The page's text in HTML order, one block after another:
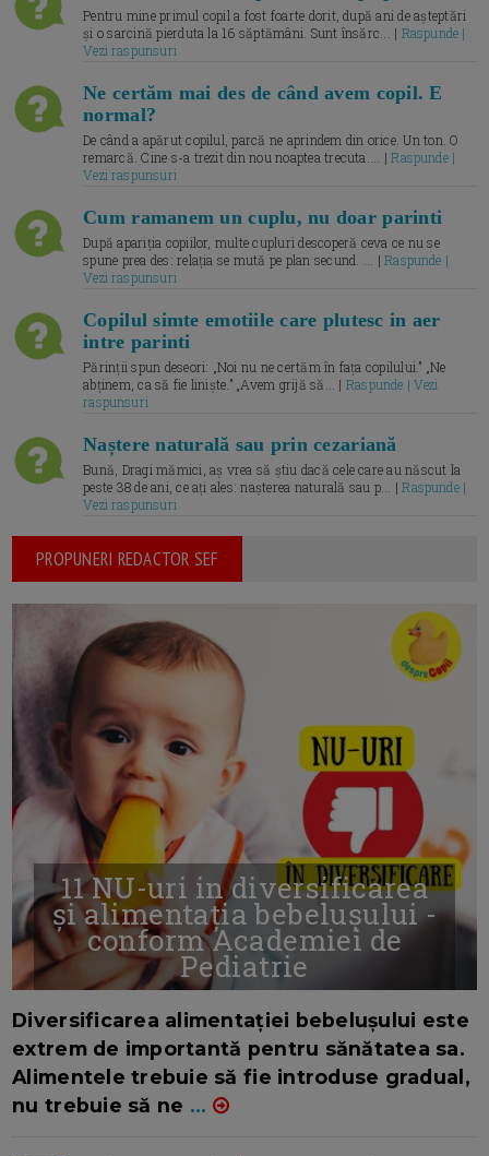
Pentru mine primul copil a fost foarte dorit, după ani de așteptări
și o sarcină pierduta la 16 săptămâni. Sunt însărc... | Raspunde |
Vezi raspunsuri
Ne certăm mai des de când avem copil. E
normal?
De când a apărut copilul, parcă ne aprindem din orice. Un ton. O
remarcă. Cine s-a trezit din nou noaptea trecuta.... |Raspunde |
Vezi raspunsuri
Cum ramanem un cuplu, nu doar parinti
După apariția copiilor, multe cupluri descoperă ceva ce nu se
spune prea des: relația se mută pe plan secund. ... |Raspunde |
Vezi raspunsuri
Copilul simte emotiile care plutesc in aer
intre parinti
Părinții spun deseori: „Noi nu ne certăm în fața copilului.” „Ne
abținem, ca să fie liniște.” „Avem grijă să... | Raspunde | Vezi
raspunsuri
Naștere naturală sau prin cezariană
Bună, Dragi mămici, aș vrea să știu dacă cele care au născut la
peste 38 de ani, ce ați ales: nașterea naturală sau p... |Raspunde |
Vezi raspunsuri
PROPUNERI REDACTOR SEF
11 NU-uri in diversificarea
și alimentația bebelușului -
conform Academiei de
Pediatrie
Diversificarea alimentației bebelușului este
extrem de importantă pentru sănătatea sa.
Alimentele trebuie să fie introduse gradual,
nu trebuie să ne ...